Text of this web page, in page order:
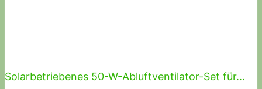
Solarbetriebenes 50-W-Abluftventilator-Set für...